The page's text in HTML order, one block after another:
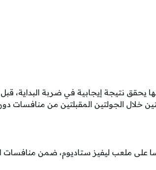
يحقق نتيجة إيجابية في ضربة البداية،
خلال الجولتين المقبلتين من منافسات
على ملعب ليفيز ستاديوم، ضمن منافسات